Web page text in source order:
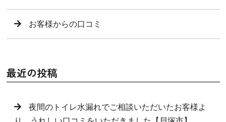
お客様からの口コミ
最近の投稿
夜間のトイレ水漏れでご相談いただいたお客様よ